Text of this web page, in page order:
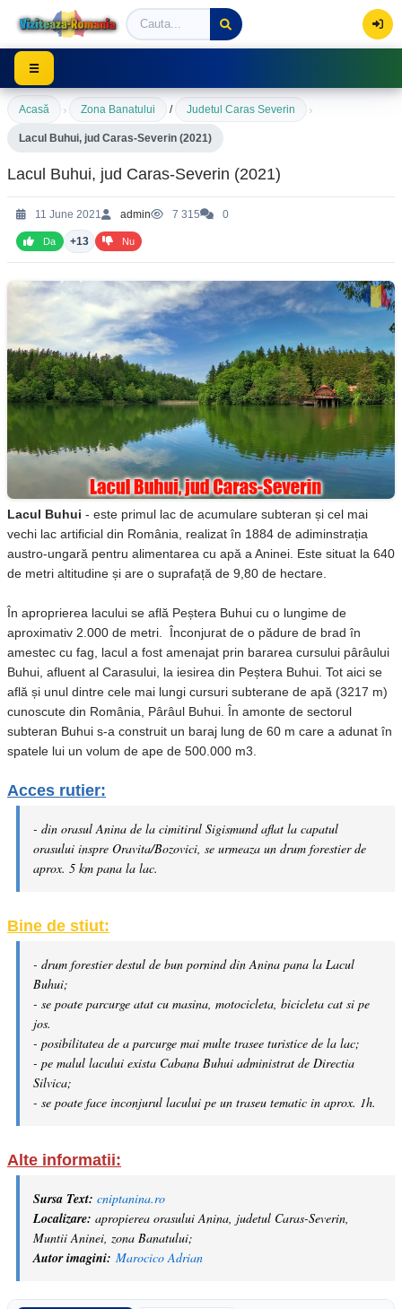
Viziteaza Romania | Obiective Turistice | Trasee
☰
Acasă › Zona Banatului / Judetul Caras Severin ›
Lacul Buhui, jud Caras-Severin (2021)
Lacul Buhui, jud Caras-Severin (2021)
11 June 2021 admin 7 315 0
Da +13 Nu
Lacul Buhui - este primul lac de acumulare subteran și cel mai
vechi lac artificial din România, realizat în 1884 de adiminstrația
austro-ungară pentru alimentarea cu apă a Aninei. Este situat la 640
de metri altitudine și are o suprafață de 9,80 de hectare.
În aproprierea lacului se află Peștera Buhui cu o lungime de
aproximativ 2.000 de metri. Înconjurat de o pădure de brad în
amestec cu fag, lacul a fost amenajat prin bararea cursului pârâului
Buhui, afluent al Carasului, la iesirea din Peștera Buhui. Tot aici se
află și unul dintre cele mai lungi cursuri subterane de apă (3217 m)
cunoscute din România, Pârâul Buhui. În amonte de sectorul
subteran Buhui s-a construit un baraj lung de 60 m care a adunat în
spatele lui un volum de ape de 500.000 m3.
Acces rutier:
- din orasul Anina de la cimitirul Sigismund aflat la capatul
orasului inspre Oravita/Bozovici, se urmeaza un drum forestier de
aprox. 5 km pana la lac.
Bine de stiut:
- drum forestier destul de bun pornind din Anina pana la Lacul
Buhui;
- se poate parcurge atat cu masina, motocicleta, bicicleta cat si pe
jos.
- posibilitatea de a parcurge mai multe trasee turistice de la lac;
- pe malul lacului exista Cabana Buhui administrat de Directia
Silvica;
- se poate face inconjurul lacului pe un traseu tematic in aprox. 1h.
Alte informatii:
Sursa Text: cniptanina.ro
Localizare: apropierea orasului Anina, judetul Caras-Severin,
Muntii Aninei, zona Banatului;
Autor imagini: Marocico Adrian